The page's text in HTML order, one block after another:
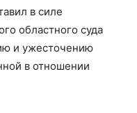
в силе
областного суда
и ужесточению
в отношении